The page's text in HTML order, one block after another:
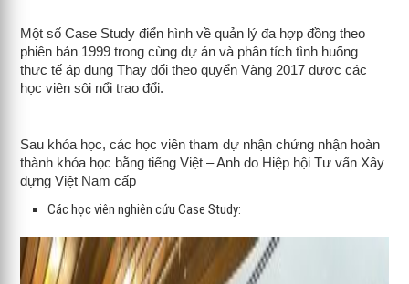
Một số Case Study điển hình về quản lý đa hợp đồng theo
phiên bản 1999 trong cùng dự án và phân tích tình huống
thực tế áp dụng Thay đổi theo quyển Vàng 2017 được các
học viên sôi nổi trao đổi.
Sau khóa học, các học viên tham dự nhận chứng nhận hoàn
thành khóa học bằng tiếng Việt – Anh do Hiệp hội Tư vấn Xây
dựng Việt Nam cấp
Các học viên nghiên cứu Case Study: